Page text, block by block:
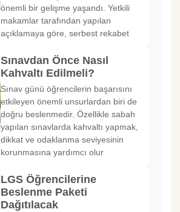
önemli bir gelişme yaşandı. Yetkili
makamlar tarafından yapılan
açıklamaya göre, serbest rekabet
Sınavdan Önce Nasıl
Kahvaltı Edilmeli?
Sınav günü öğrencilerin başarısını
etkileyen önemli unsurlardan biri de
doğru beslenmedir. Özellikle sabah
yapılan sınavlarda kahvaltı yapmak,
dikkat ve odaklanma seviyesinin
korunmasına yardımcı olur
LGS Öğrencilerine
Beslenme Paketi
Dağıtılacak